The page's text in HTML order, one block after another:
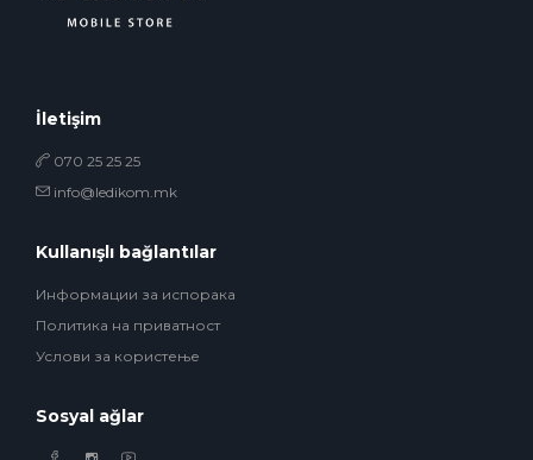
İletişim
070 25 25 25
info@ledikom.mk
Kullanışlı bağlantılar
Информации за испорака
Политика на приватност
Услови за користење
Sosyal ağlar